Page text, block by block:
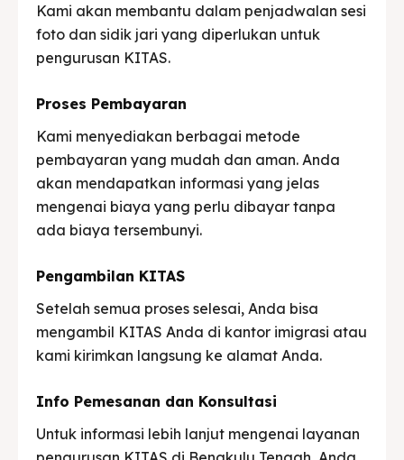
Kami akan membantu dalam penjadwalan sesi
foto dan sidik jari yang diperlukan untuk
pengurusan KITAS.
Proses Pembayaran
Kami menyediakan berbagai metode
pembayaran yang mudah dan aman. Anda
akan mendapatkan informasi yang jelas
mengenai biaya yang perlu dibayar tanpa
ada biaya tersembunyi.
Pengambilan KITAS
Setelah semua proses selesai, Anda bisa
mengambil KITAS Anda di kantor imigrasi atau
kami kirimkan langsung ke alamat Anda.
Info Pemesanan dan Konsultasi
Untuk informasi lebih lanjut mengenai layanan